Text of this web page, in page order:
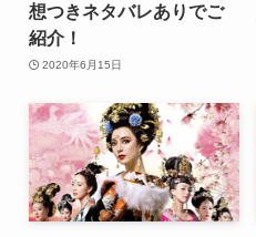
想つきネタバレありでご
紹介！
2020年6月15日